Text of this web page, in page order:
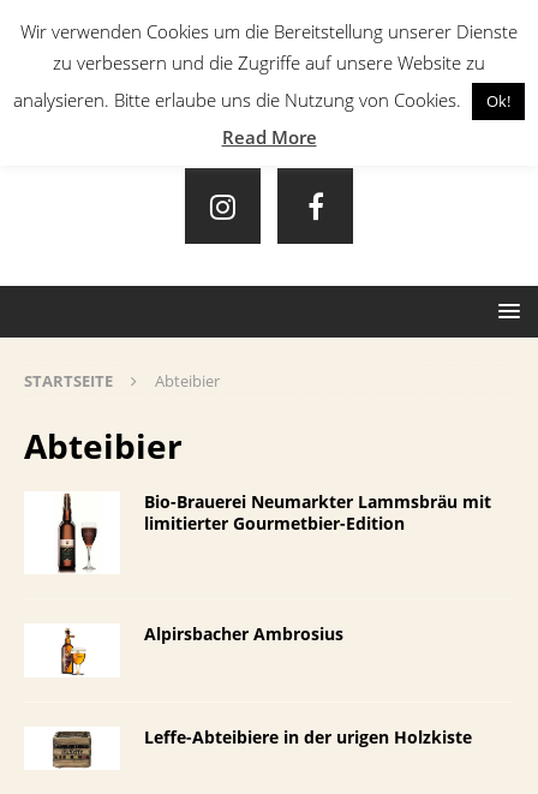
STARTSEITE Abteibier
Abteibier
Bio-Brauerei Neumarkter Lammsbräu mit
limitierter Gourmetbier-Edition
Alpirsbacher Ambrosius
Leffe-Abteibiere in der urigen Holzkiste
Wir verwenden Cookies um die Bereitstellung unserer Dienste
zu verbessern und die Zugriffe auf unsere Website zu
analysieren. Bitte erlaube uns die Nutzung von Cookies.
Ok!
Read More